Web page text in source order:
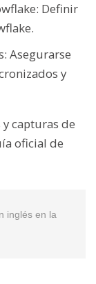
Definir
Asegurarse
y
capturas de
oficial de
inglés en la